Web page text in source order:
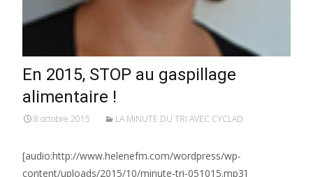
En 2015, STOP au gaspillage
alimentaire !
8 octobre 2015 LA MINUTE DU TRI AVEC CYCLAD
[audio:http://www.helenefm.com/wordpress/wp-
content/uploads/2015/10/minute-tri-051015.mp3]